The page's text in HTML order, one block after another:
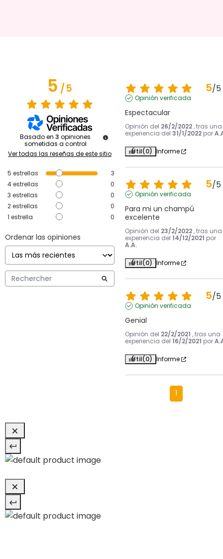
5/5
Basado en 3 opiniones
sometidas a control
Ver todas las reseñas de este sitio
5 estrellas
3
4estrellas
0
3 estrellas
0
2estrellas
0
1 estrella 0
Ordenar las opiniones
5/5
Opinión verificada
Espectacular
Opinión del 26/2/2022 , tras una
experiencia del 31/1/2022 por
Útil(0) Informe
5/5
Opinión verificada
Para mi un champú
excelente
Opinión del 23/2/2022 , tras una
experiencia del 14/12/2021 por
A.A.
Útil(0) Informe
5/5
Opinión verificada
Genial
Opinión del 22/2/2021 , tras una
experiencia del 16/2/2021 por
Útil(0) Informe
1